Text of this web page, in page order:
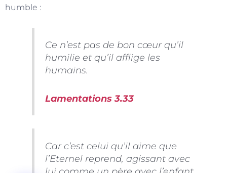
humble :
Ce n’est pas de bon cœur qu’il
humilie et qu’il afflige les
humains.
Lamentations 3.33
Car c’est celui qu’il aime que
l’Eternel reprend, agissant avec